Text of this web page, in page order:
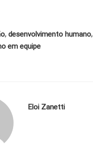
, desenvolvimento humano,
em equipe
Eloi Zanetti